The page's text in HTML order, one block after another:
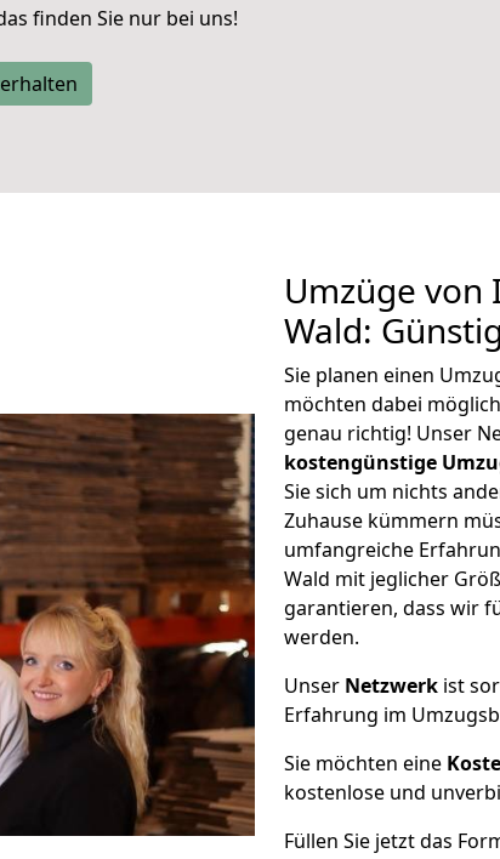
finden Sie nur bei uns!
Umzüge von
Wald:
Sie planen einen
möchten dabei
genau richtig! Unser
kostengünstige
Sie sich um nichts
Zuhause kümmern
umfangreiche
Wald mit jeglicher
garantieren, dass wir
werden.
Unser Netzwerk ist
Erfahrung im
Sie möchten eine
kostenlose und
Füllen Sie jetzt das